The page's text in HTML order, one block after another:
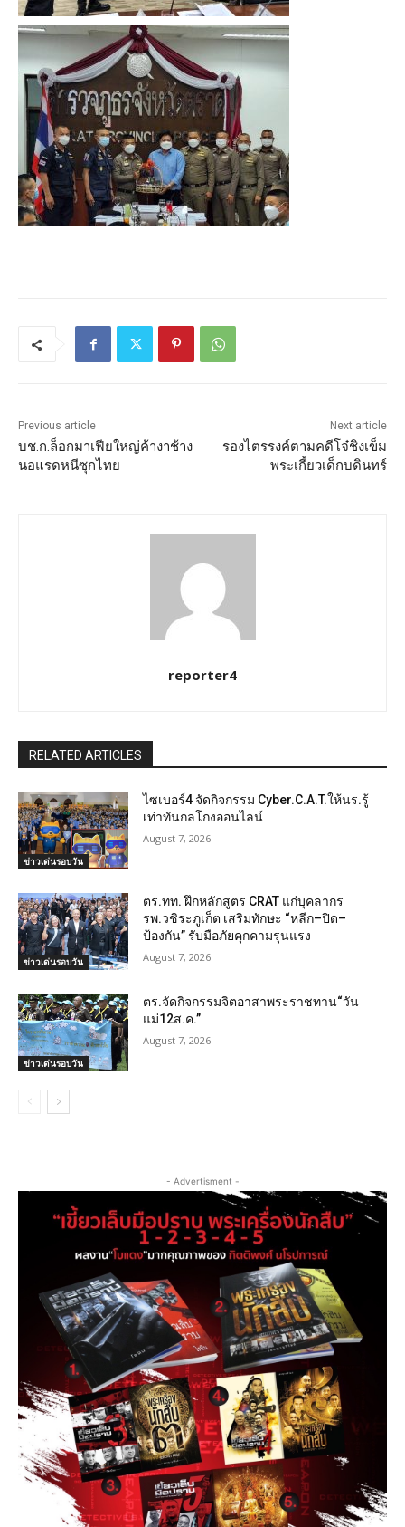
Previous article
บช.ก.ล็อกมาเฟียใหญ่ค้างาช้าง
นอแรดหนีซุกไทย
Next article
รองไตรรงค์ตามคดีโจ๋ชิงเข็ม
พระเกี้ยวเด็กบดินทร์
reporter4
RELATED ARTICLES
ข่าวเด่นรอบวัน
ไซเบอร์4 จัดกิจกรรม Cyber.C.A.T.ให้นร.รู้
เท่าทันกลโกงออนไลน์
August 7, 2026
ข่าวเด่นรอบวัน
ตร.ทท. ฝึกหลักสูตร CRAT แก่บุคลากร
รพ.วชิระภูเก็ต เสริมทักษะ “หลีก–ปิด–
ป้องกัน” รับมือภัยคุกคามรุนแรง
August 7, 2026
ข่าวเด่นรอบวัน
ตร.จัดกิจกรรมจิตอาสาพระราชทาน“วัน
แม่12ส.ค.”
August 7, 2026
- Advertisment -